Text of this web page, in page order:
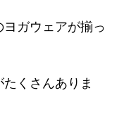
ガウェアが揃っ
くさんありま